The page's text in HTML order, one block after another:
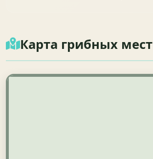
Карта грибных мест